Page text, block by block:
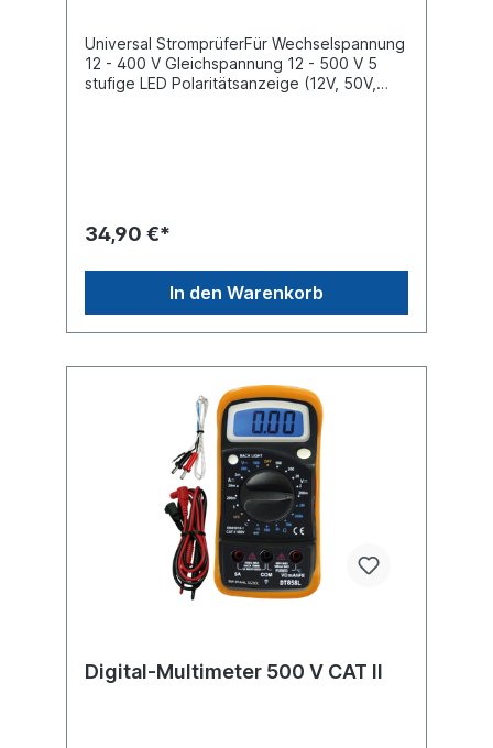
Universal StromprüferFür Wechselspannung
12 - 400 V Gleichspannung 12 - 500 V 5
stufige LED Polaritätsanzeige (12V, 50V,
34,90 €*
In den Warenkorb
Digital-Multimeter 500 V CAT II